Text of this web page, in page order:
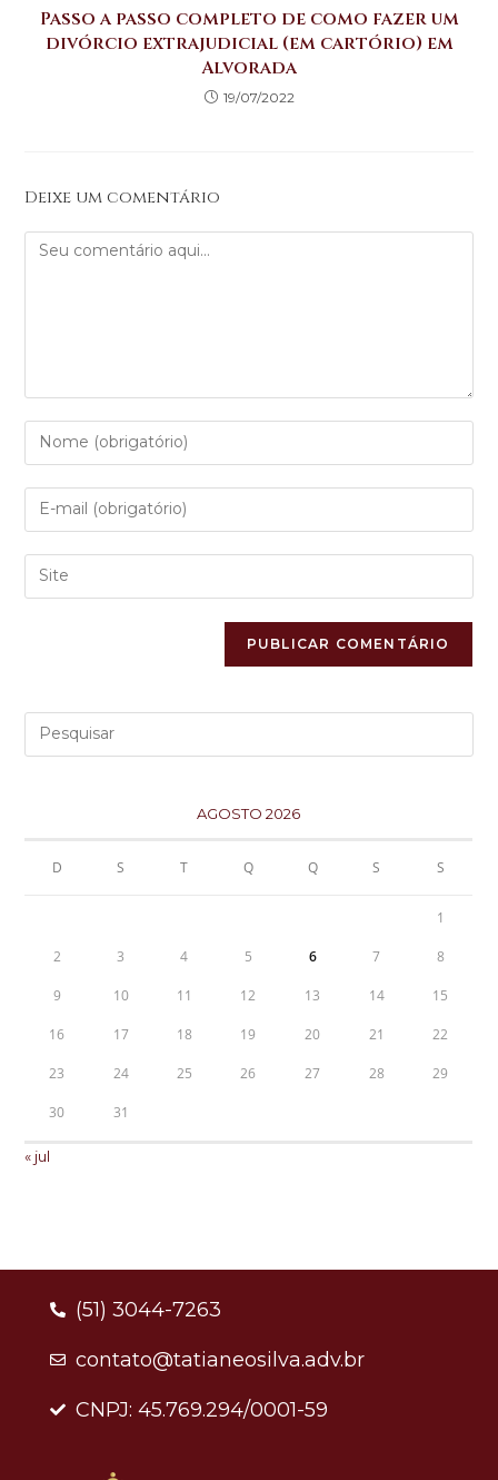
Passo a passo completo de como fazer um
divórcio extrajudicial (em cartório) em
Alvorada
19/07/2022
Deixe um comentário
AGOSTO 2026
D S T Q Q S S
1
2 3 4 5 6 7 8
9 10 11 12 13 14 15
16 17 18 19 20 21 22
23 24 25 26 27 28 29
30 31
« jul
(51) 3044-7263
contato@tatianeosilva.adv.br
CNPJ: 45.769.294/0001-59